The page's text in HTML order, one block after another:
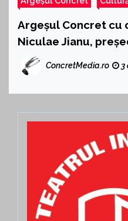
Argeșul Concret cu
Niculae Jianu,
Civice Pro Mârghia
ConcretMedia.ro 3